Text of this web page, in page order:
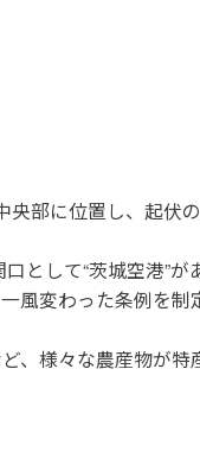
部に位置し、起伏
として“茨城空港”が
風変わった条例を制
、様々な農産物が特